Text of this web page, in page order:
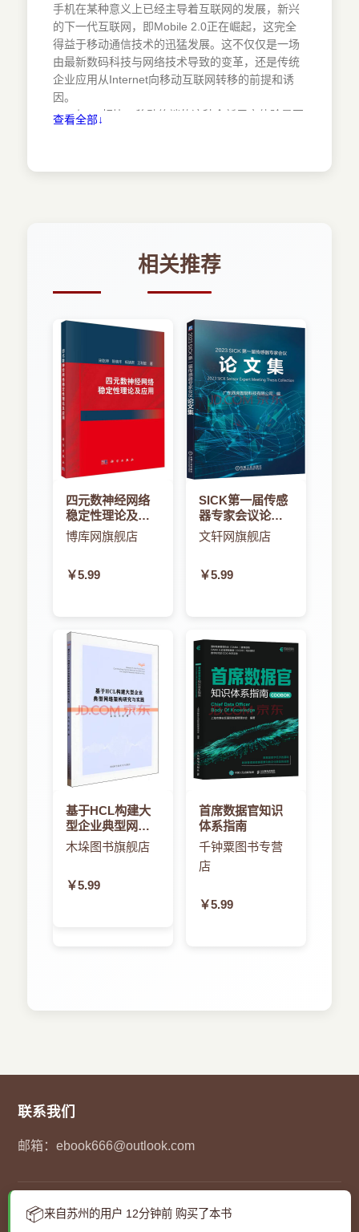
第3章 Objective-C 语法简介
3.1 Objective-C的C语言特性
3.1.1 一个简单的 Hello World
3.1.2 Objetive-C是另一种C
3.1.3 数据类型
3.1.4 常量、变量和宏
3.1.5 #include和#import
3.2.4 类别和协议
3.3 MVC模式
3.4 KVO模型
3.4.1 注册KVO
3.4.2 接收变更通知
3.4.3 发送变更通知
3.5.1 块的特点
3.5.2 Objective-C 中的块
3.7 本章小结
第4章 Xcode集成开发环境
4.2 构成应用程序的那些东西
4.2.3 资源文件
4.2.4 源代码文件
4.2.5 项目和目标
4.2.6 Frameworks
4.2.7 应用程序的文档目录和临时文件夹
4.3 了解Xcode为我们做了些什么
4.3.2 应用程序委托
4.4 在Xcode中添加View Controller
4.5 在Xcode中添加框架
4.6 Xcode 使用技巧
4.6.1 自动完成
4.6.3 快速帮助
5.1 IB和xib、nib文件
5.4 连接
5.4.2 IBAction 连接
5.4.4 使用Assistant Editor创建连接
5.5 本章小结
手机在某种意义上已经主导着互联网的发展，新兴
的下一代互联网，即Mobile 2.0正在崛起，这完全
得益于移动通信技术的迅猛发展。这不仅仅是一场
由最新数码科技与网络技术导致的变革，还是传统
企业应用从Internet向移动互联网转移的前提和诱
因。
与PC相比，移动终端的这种全新用户体验是不
和企业机密泄露、移动应用开发中存在的技术风险
以苹果iOS为代表的移动应用开发正方兴未
3年（iPhone于2010年7月正式在中国香港上
市），国内开发者在苹果商店上淘金的时间比这要
早些，但绝对不会超过4年。实际上，App Store 拥
有的历史还不到5年（App Store正式上线时间是
2008年7月11日）。所以说，iPhone 应用开发仍然
有着无限的潜力，称为“历史”恐怕为时尚早。因
此，作者选择了以iOS为目标平台的企业移动应用
开发作为本书讲述的主题。
作者于2009年起开始接触iOS开发。对于一个
iOS企业开发是一个全新的领域。完全陌生的Mac
OS X操作系统，别扭的Xcode IDE和Interface
Builder，古怪的iOS……由于不知道什么是开发证
的iTouch时，都是充满了坎坷。
从我第一天接到任务起，这样的怀疑就在我心
中存在。iOS实在是太封闭了，相对于Android这样
的开放平台，iOS 平台对企业开发人员的限制实在
是太多。而且，App商店始终只是游戏开发者的天
堂，90%以上的个人开发者把自己的目光盯在了游
戏、娱乐等个人应用领域，企业应用根本无法登上
App商店的大雅之堂。原因也很好理解，企业应用
不会为苹果公司带来可观的利润分成，App商店的
盈利模式是基于应用下载量的。一个企业应用会有
多少用户？几百万？几千万？不，大多数企业应用
的用户量不会超过5位数。没有庞大的用户群，就
不会给App商店带来丰厚的利润分成。实际上，我
第一次向App商店提交一个企业应用时，被无情地
拒绝了。苹果公司给的理由很直白：“你的应用只针
对有限的用户群”，换句话说“苹果将无利可图”。
幸好苹果公司提供了“企业开发程序”（企业版
己的用户，苹果公司也不会找你要一分钱。
导致了App商店的生态环境恶化，同类应用竞争激
烈。为了保持 App 商店的竞争力和盈利模式不趋于
低质化，苹果公司今后对商店应用的审核将越来越
趋于严格，开发者想在商店中获利和生存的难度将
转移到位于App商店生态圈之外的企业应用，iOS企
业应用将成为今后新的利润增长点。
查看全部↓
相关推荐
四元数神经网络
稳定性理论及应
用
博库网旗舰店
￥5.99
SICK第一届传感
器专家会议论文
集
文轩网旗舰店
￥5.99
基于HCL构建大
型企业典型网络
架构研究与实践
木垛图书旗舰店
￥5.99
首席数据官知识
体系指南
千钟粟图书专营
店
￥5.99
📦来自苏州的用户 12分钟前 购买了本书
联系我们
邮箱：ebook666@outlook.com
© 2023码农pdf下载网- 您的在线图书馆. 保留所有权利.